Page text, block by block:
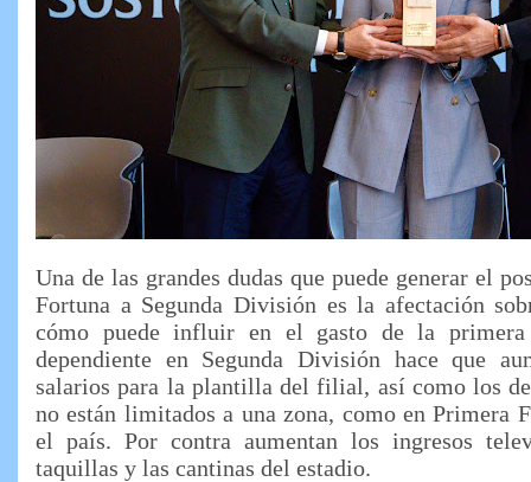
Una de las grandes dudas que puede generar el
Fortuna a Segunda División es la afectación
cómo puede influir en el gasto de la
dependiente en Segunda División hace que
salarios para la plantilla del filial, así como los
no están limitados a una zona, como en Primera
el país. Por contra aumentan los ingresos
taquillas y las cantinas del estadio.